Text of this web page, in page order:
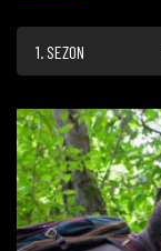
1. SEZON